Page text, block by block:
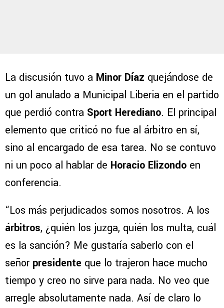
La discusión tuvo a Minor Díaz quejándose de
un gol anulado a Municipal Liberia en el partido
que perdió contra Sport Herediano. El principal
elemento que criticó no fue al árbitro en sí,
sino al encargado de esa tarea. No se contuvo
ni un poco al hablar de Horacio Elizondo en
conferencia.
“Los más perjudicados somos nosotros. A los
árbitros, ¿quién los juzga, quién los multa, cuál
es la sanción? Me gustaría saberlo con el
señorpresidente que lo trajeron hace mucho
tiempo y creo no sirve para nada. No veo que
arregle absolutamente nada. Así de claro lo